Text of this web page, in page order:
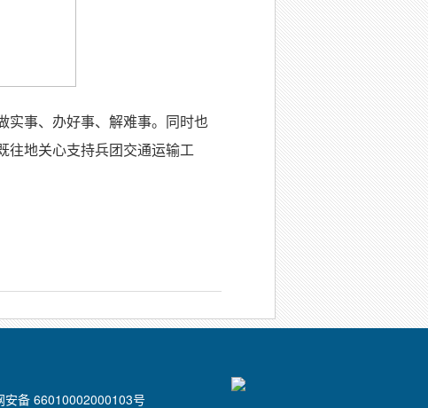
实事、办好事、解难事。同时也
往地关心支持兵团交通运输工
安备 66010002000103号